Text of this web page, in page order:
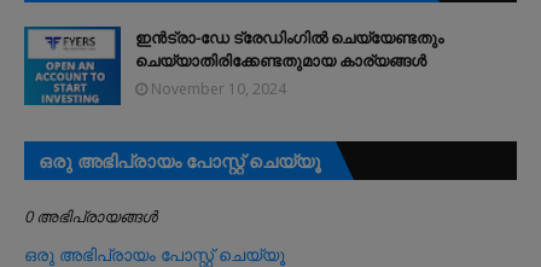
ഇൻട്രാ-ഡേ ട്രേഡിംഗിൽ ചെയ്യേണ്ടതും
ചെയ്യാതിരിക്കേണ്ടതുമായ കാര്യങ്ങൾ
November 10, 2024
ഒരു അഭിപ്രായം പോസ്റ്റ് ചെയ്യൂ
0 അഭിപ്രായങ്ങള്‍
ഒരു അഭിപ്രായം പോസ്റ്റ് ചെയ്യൂ